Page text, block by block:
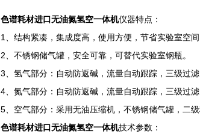
色谱耗材进口无油氮氢空一体机仪器特点：
1、结构紧凑，集成度高，使用方便，节省实验室空间
2、不锈钢储气罐，安全可靠，可替代实验室钢瓶。
3、氢气部分：自动防返碱，流量自动跟踪，三级过滤
4、氮气部分：自动防返碱，流量自动跟踪，三级过滤
5、空气部分：采用无油压缩机，不锈钢储气罐，二
色谱耗材进口无油氮氢空一体机技术参数：